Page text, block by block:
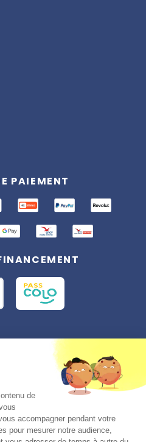
PAIEMENT
applicable en matière de données
droit d'accès, de rectification et
du traitement des données vous
notre politique de confidentialité
des cookies >
de
accompagner pendant votre
pour mesurer notre audience,